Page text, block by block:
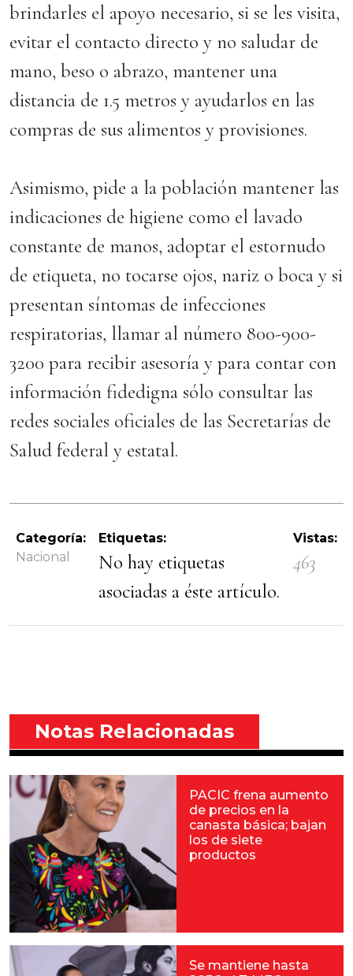
brindarles el apoyo necesario, si se les visita,
evitar el contacto directo y no saludar de
mano, beso o abrazo, mantener una
distancia de 1.5 metros y ayudarlos en las
compras de sus alimentos y provisiones.
Asimismo, pide a la población mantener las
indicaciones de higiene como el lavado
constante de manos, adoptar el estornudo
de etiqueta, no tocarse ojos, nariz o boca y si
presentan síntomas de infecciones
respiratorias, llamar al número 800-900-
3200 para recibir asesoría y para contar con
información fidedigna sólo consultar las
redes sociales oficiales de las Secretarías de
Salud federal y estatal.
Categoría:
Nacional
Etiquetas:
No hay etiquetas
asociadas a éste artículo.
Vistas:
463
Notas Relacionadas
PACIC frena aumento
de precios en la
canasta básica; bajan
los de siete
productos
Se mantiene hasta